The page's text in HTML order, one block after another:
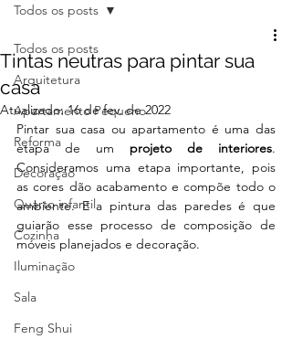
Todos os posts
Arquitetura
Apartamento Pequeno
Reforma
Decoração
Quarto infantil
Cozinha
Iluminação
Sala
Feng Shui
Todos os posts
Tintas neutras para pintar sua
casa
Atualizado:16 de fev. de 2022
Pintar sua casa ou apartamento é uma das
etapa de um projeto de interiores.
Consideramos uma etapa importante, pois
as cores dão acabamento e compõe todo o
ambiente. E a pintura das paredes é que
guiarão esse processo de composição de
móveis planejados e decoração.